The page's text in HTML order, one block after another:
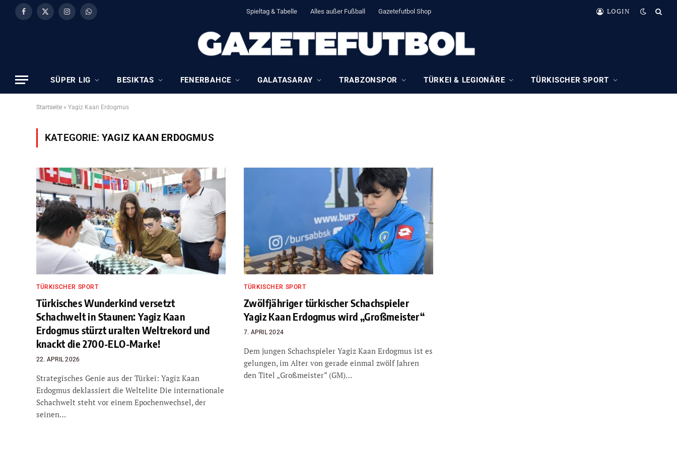
Facebook
X
InstagramWhatsApp Spieltag & Tabelle Alles außer Fußball Gazetefutbol Shop LOGIN
SÜPER LIG BESIKTAS FENERBAHCE GALATASARAY TRABZONSPOR TÜRKEI & LEGIONÄRE TÜRKISCHER SPORT
Startseite » Yagiz Kaan Erdogmus
KATEGORIE:YAGIZ KAAN ERDOGMUS
TÜRKISCHER SPORT
Türkisches Wunderkind versetzt
Schachwelt in Staunen: Yagiz Kaan
Erdogmus stürzt uralten Weltrekord und
knackt die 2700-ELO-Marke!
22. APRIL 2026
Strategisches Genie aus der Türkei: Yagiz Kaan
Erdogmus deklassiert die Weltelite Die internationale
Schachwelt steht vor einem Epochenwechsel, der
seinen…
TÜRKISCHER SPORT
Zwölfjähriger türkischer Schachspieler
Yagiz Kaan Erdogmus wird „Großmeister“
7. APRIL 2024
Dem jungen Schachspieler Yagiz Kaan Erdogmus ist es
gelungen, im Alter von gerade einmal zwölf Jahren
den Titel „Großmeister“ (GM)…